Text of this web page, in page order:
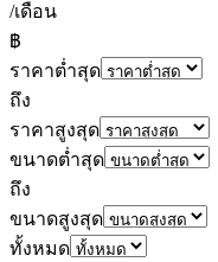
/เดือน
฿
ราคาต่ำสุด
ถึง
ราคาสูงสุด
ขนาดต่ำสุด
ถึง
ขนาดสูงสุด
ทั้งหมด